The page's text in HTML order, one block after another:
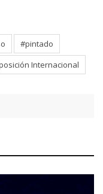
#pintado
Internacional